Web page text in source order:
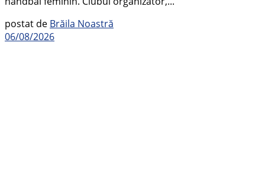
postat de Brăila Noastră
06/08/2026